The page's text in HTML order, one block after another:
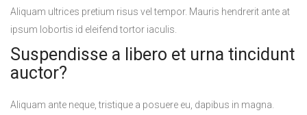
Aliquam ultrices pretium risus vel tempor. Mauris hendrerit ante at
ipsum lobortis id eleifend tortor iaculis.
Suspendisse a libero et urna tincidunt
auctor?
Aliquam ante neque, tristique a posuere eu, dapibus in magna.